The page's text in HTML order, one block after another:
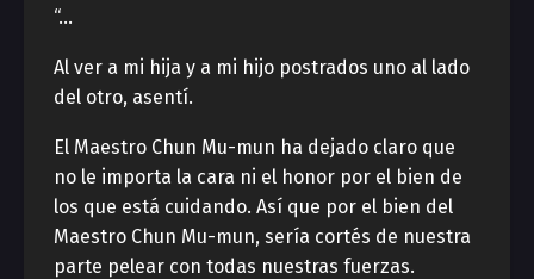
“…
Al ver a mi hija y a mi hijo postrados uno al lado
del otro, asentí.
El Maestro Chun Mu-mun ha dejado claro que
no le importa la cara ni el honor por el bien de
los que está cuidando. Así que por el bien del
Maestro Chun Mu-mun, sería cortés de nuestra
parte pelear con todas nuestras fuerzas.